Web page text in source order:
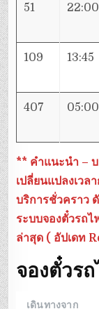
51 22:00
109 13:45
407 05:00
** คำแนะนำ – บ
เปลี่ยนแปลงเวล
บริการชั่วคราว
ระบบจองตั๋วรถ
ล่าสุด ( อัปเดท
จองตั๋วร